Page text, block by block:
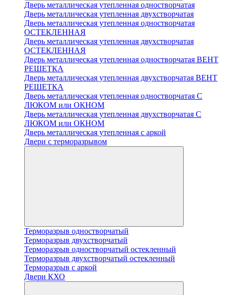
Дверь металлическая утепленная одностворчатая
Дверь металлическая утепленная двухстворчатая
Дверь металлическая утепленная одностворчатая
ОСТЕКЛЕННАЯ
Дверь металлическая утепленная двухстворчатая
ОСТЕКЛЕННАЯ
Дверь металлическая утепленная одностворчатая ВЕНТ
РЕШЕТКА
Дверь металлическая утепленная двухстворчатая ВЕНТ
РЕШЕТКА
Дверь металлическая утепленная одностворчатая С
ЛЮКОМ или ОКНОМ
Дверь металлическая утепленная двухстворчатая С
ЛЮКОМ или ОКНОМ
Дверь металлическая утепленная с аркой
Двери с терморазрывом
Терморазрыв одностворчатый
Терморазрыв двухстворчатый
Терморазрыв одностворчатый остекленный
Терморазрыв двухстворчатый остекленный
Терморазрыв с аркой
Двери КХО